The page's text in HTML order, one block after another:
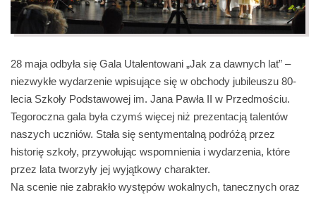
28 maja odbyła się Gala Utalentowani „Jak za dawnych lat” –
niezwykłe wydarzenie wpisujące się w obchody jubileuszu 80-
lecia Szkoły Podstawowej im. Jana Pawła II w Przedmościu.
Tegoroczna gala była czymś więcej niż prezentacją talentów
naszych uczniów. Stała się sentymentalną podróżą przez
historię szkoły, przywołując wspomnienia i wydarzenia, które
przez lata tworzyły jej wyjątkowy charakter.
Na scenie nie zabrakło występów wokalnych, tanecznych oraz